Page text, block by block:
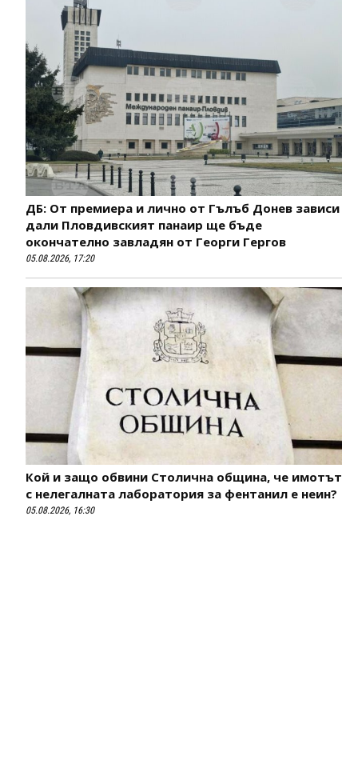
ДБ: От премиера и лично от Гълъб Донев зависи
дали Пловдивският панаир ще бъде
окончателно завладян от Георги Гергов
05.08.2026, 17:20
Кой и защо обвини Столична община, че имотът
с нелегалната лаборатория за фентанил е неин?
05.08.2026, 16:30